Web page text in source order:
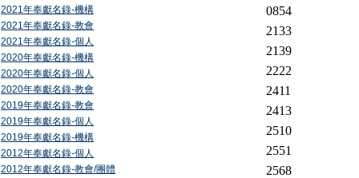
2021年奉獻名錄-機構
2021年奉獻名錄-教會
2021年奉獻名錄-個人
2020年奉獻名錄-機構
2020年奉獻名錄-個人
2020年奉獻名錄-教會
2019年奉獻名錄-教會
2019年奉獻名錄-個人
2019年奉獻名錄-機構
2012年奉獻名錄-個人
2012年奉獻名錄-教會/團體
0854
2133
2139
2222
2411
2413
2510
2551
2568